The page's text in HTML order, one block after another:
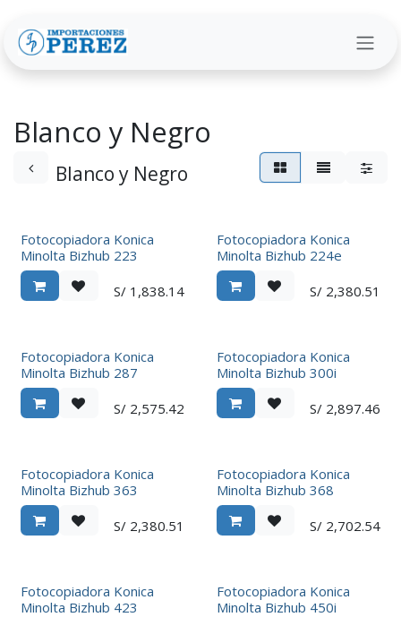
Blanco y Negro
Blanco y Negro
Fotocopiadora Konica
Minolta Bizhub 223
S/ 1,838.14
Fotocopiadora Konica
Minolta Bizhub 224e
S/ 2,380.51
Fotocopiadora Konica
Minolta Bizhub 287
S/ 2,575.42
Fotocopiadora Konica
Minolta Bizhub 300i
S/ 2,897.46
Fotocopiadora Konica
Minolta Bizhub 363
S/ 2,380.51
Fotocopiadora Konica
Minolta Bizhub 368
S/ 2,702.54
Fotocopiadora Konica
Minolta Bizhub 423
Fotocopiadora Konica
Minolta Bizhub 450i